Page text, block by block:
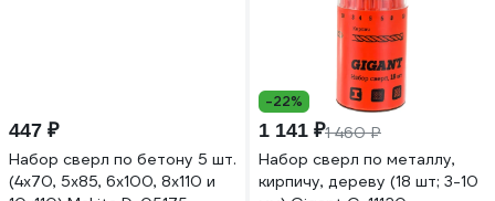
447 ₽
Набор сверл по бетону 5 шт.
(4х70, 5х85, 6х100, 8х110 и
-22%
1 141 ₽1 460 ₽
Набор сверл по металлу,
кирпичу, дереву (18 шт; 3-10